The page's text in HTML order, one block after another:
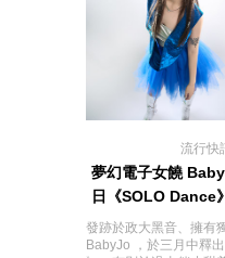
流行快
夢幻電子女饒
日《SOLO Dance
發跡於政大黑音、擁有
BabyJo ，於三月中釋